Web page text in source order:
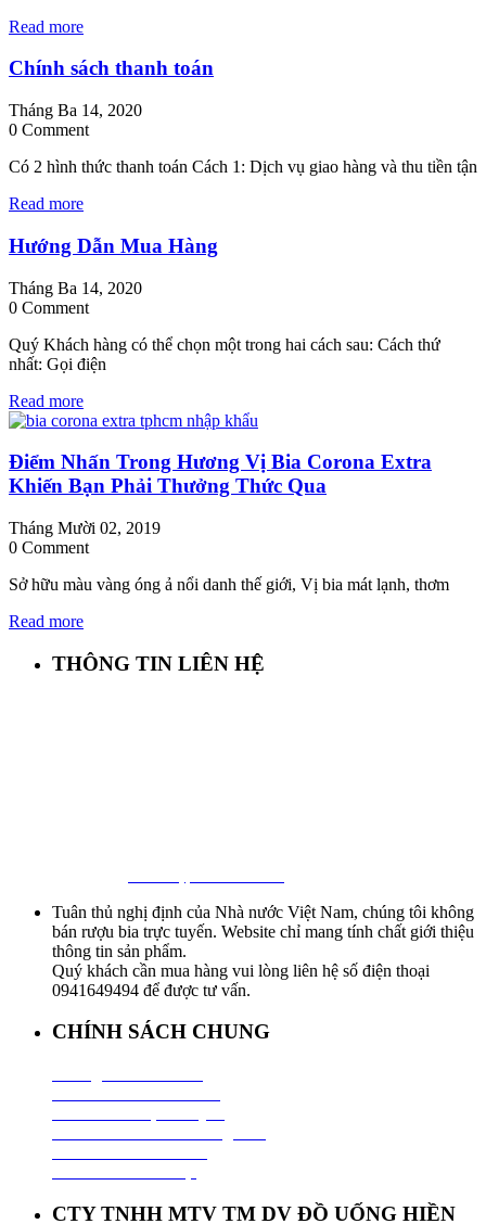
Read more
Chính sách thanh toán
Tháng Ba 14, 2020
0 Comment
Có 2 hình thức thanh toán Cách 1: Dịch vụ giao hàng và thu tiền tận
Read more
Hướng Dẫn Mua Hàng
Tháng Ba 14, 2020
0 Comment
Quý Khách hàng có thể chọn một trong hai cách sau: Cách thứ
nhất: Gọi điện
Read more
Điểm Nhấn Trong Hương Vị Bia Corona Extra
Khiến Bạn Phải Thưởng Thức Qua
Tháng Mười 02, 2019
0 Comment
Sở hữu màu vàng óng ả nổi danh thế giới, Vị bia mát lạnh, thơm
Read more
THÔNG TIN LIÊN HỆ
Tuân thủ nghị định của Nhà nước Việt Nam, chúng tôi không
bán rượu bia trực tuyến. Website chỉ mang tính chất giới thiệu
thông tin sản phẩm.
Quý khách cần mua hàng vui lòng liên hệ số điện thoại
0941649494 để được tư vấn.
CHÍNH SÁCH CHUNG
CTY TNHH MTV TM DV ĐỒ UỐNG HIỀN